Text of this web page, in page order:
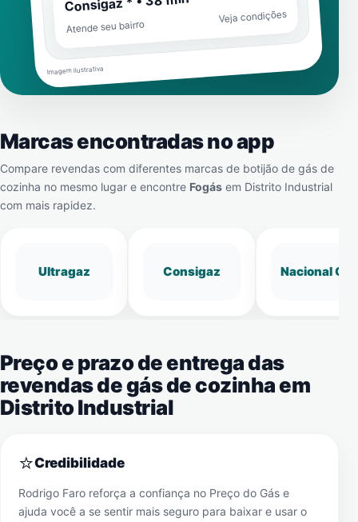
Atende seu bairro
Veja condições
Imagem ilustrativa
Marcas encontradas no app
Compare revendas com diferentes marcas de botijão de gás de
cozinha no mesmo lugar e encontre Fogás em Distrito Industrial
com mais rapidez.
Ultragaz Consigaz Nacional Gás
Preço e prazo de entrega das
revendas de gás de cozinha em
Distrito Industrial
⭐Credibilidade
Rodrigo Faro reforça a confiança no Preço do Gás e
ajuda você a se sentir mais seguro para baixar e usar o